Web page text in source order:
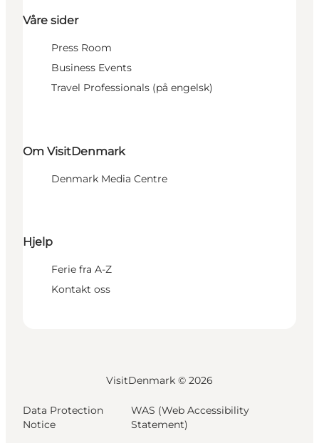
Våre sider
Press Room
Business Events
Travel Professionals (på engelsk)
Om VisitDenmark
Denmark Media Centre
Hjelp
Ferie fra A-Z
Kontakt oss
VisitDenmark © 2026
Data Protection
Notice
WAS (Web Accessibility
Statement)